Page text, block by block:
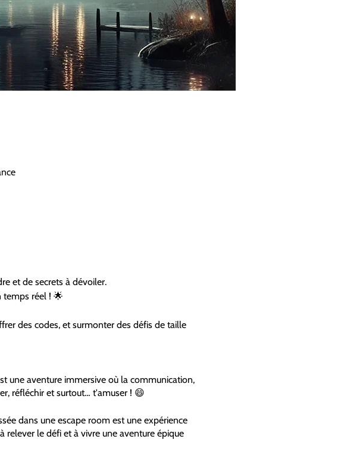
et de secrets à dévoiler.
temps réel ! 🌟
des codes, et surmonter des défis de taille
une aventure immersive où la communication,
réfléchir et surtout… t'amuser ! 😄
dans une escape room est une expérience
relever le défi et à vivre une aventure épique